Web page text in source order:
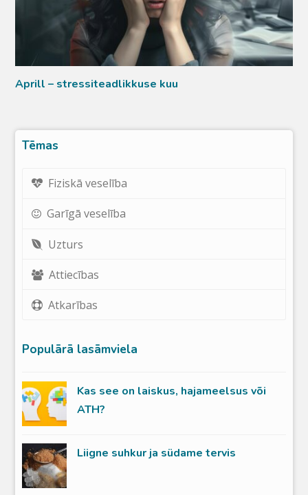
Aprill – stressiteadlikkuse kuu
Tēmas
Fiziskā veselība
Garīgā veselība
Uzturs
Attiecības
Atkarības
Populārā lasāmviela
Kas see on laiskus, hajameelsus või
ATH?
Liigne suhkur ja südame tervis